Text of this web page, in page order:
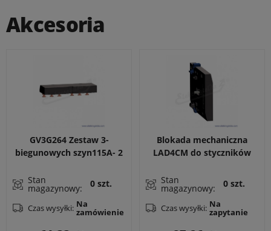
Akcesoria
GV3G264 Zestaw 3-
biegunowych szyn115A- 2
Stan
magazynowy: 0 szt.
Czas wysyłki: Na
zamówienie
Blokada mechaniczna
LAD4CM do styczników
LC1DT80A do zestawu
nawrotnego
Stan
magazynowy: 0 szt.
Czas wysyłki: Na
zapytanie
Cena